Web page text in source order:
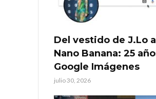
Del vestido de J.Lo a
Nano Banana: 25
Google Imágenes
julio 30, 2026